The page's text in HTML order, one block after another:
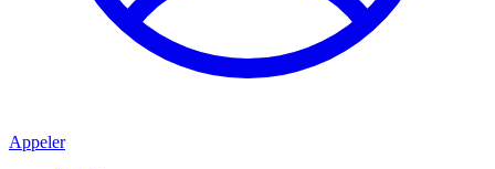
Appeler